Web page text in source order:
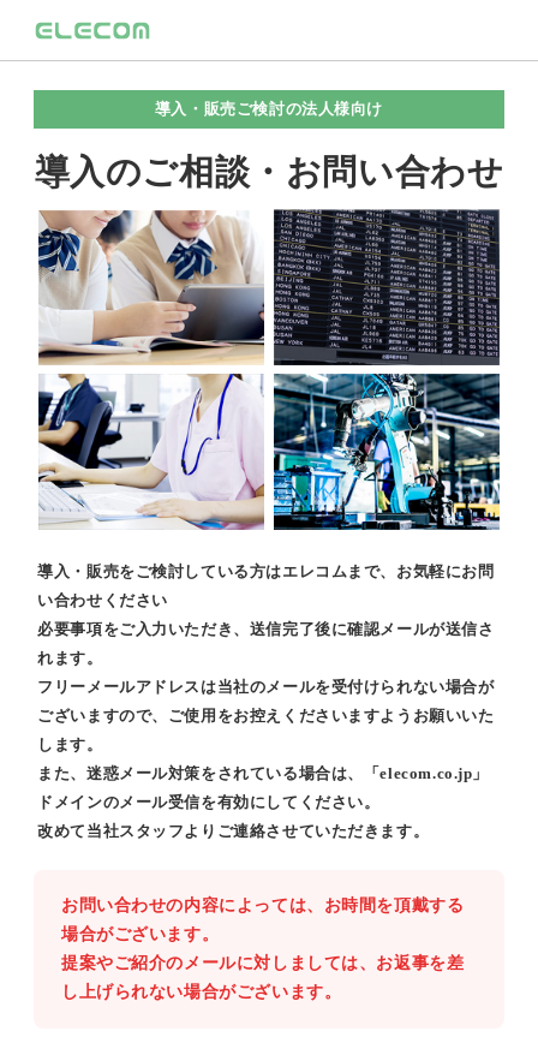
導入・販売ご検討の法人様向け
導入のご相談・お問い合わせ
導入・販売をご検討している方はエレコムまで、お気軽にお問
い合わせください
必要事項をご入力いただき、送信完了後に確認メールが送信さ
れます。
フリーメールアドレスは当社のメールを受付けられない場合が
ございますので、ご使用をお控えくださいますようお願いいた
します。
また、迷惑メール対策をされている場合は、「elecom.co.jp」
ドメインのメール受信を有効にしてください。
改めて当社スタッフよりご連絡させていただきます。
お問い合わせの内容によっては、お時間を頂戴する
場合がございます。
提案やご紹介のメールに対しましては、お返事を差
し上げられない場合がございます。